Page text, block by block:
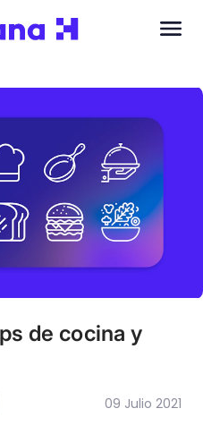
de cocina y
09 Julio 2021